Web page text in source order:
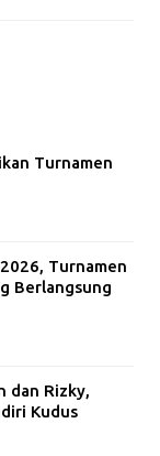
Turnamen
Turnamen
Berlangsung
dan Rizky,
Kudus